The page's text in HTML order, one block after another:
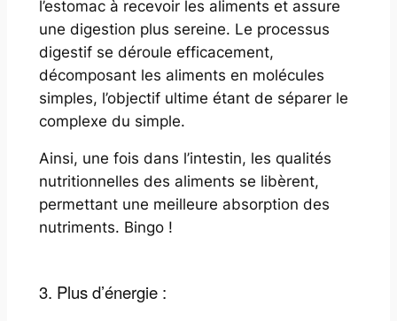
l’estomac à recevoir les aliments et assure
une digestion plus sereine. Le processus
digestif se déroule efficacement,
décomposant les aliments en molécules
simples, l’objectif ultime étant de séparer le
complexe du simple.
Ainsi, une fois dans l’intestin, les qualités
nutritionnelles des aliments se libèrent,
permettant une meilleure absorption des
nutriments. Bingo !
3. Plus d’énergie :